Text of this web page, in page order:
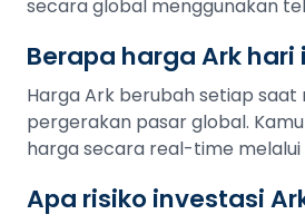
secara global menggunakan
Berapa harga Ark hari
Harga Ark berubah setiap saat
pergerakan pasar global.
harga secara real-time melalui
Apa risiko investasi